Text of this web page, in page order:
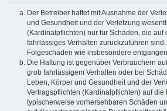
Der Betreiber haftet mit Ausnahme der
und Gesundheit und der Verletzung
(Kardinalpflichten) nur für Schäden, die auf
fahrlässiges Verhalten zurückzuführen
Folgeschäden wie insbesondere
Die Haftung ist gegenüber Verbrauchern
grob fahrlässigem Verhalten oder bei
Leben, Körper und Gesundheit und der
Vertragspflichten (Kardinalpflichten) auf die
typischerweise vorhersehbaren Schäden